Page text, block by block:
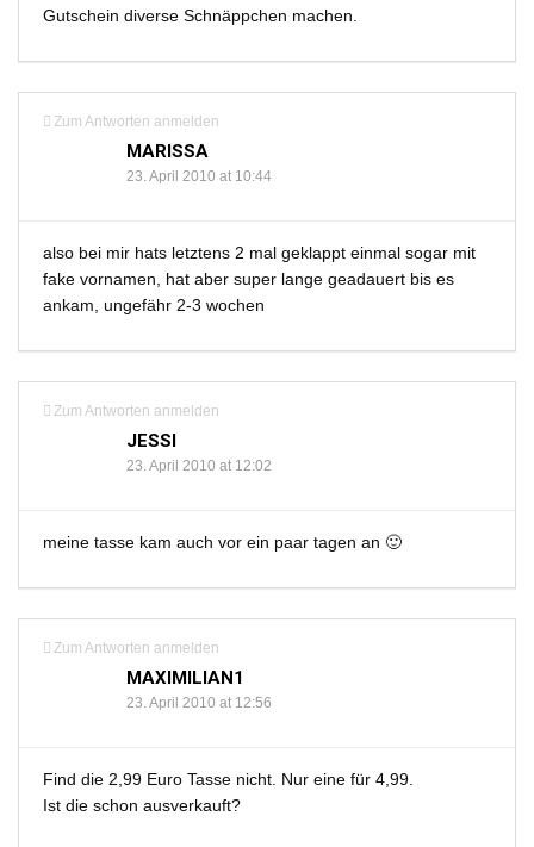
Gutschein diverse Schnäppchen machen.
Zum Antworten anmelden
MARISSA
23. April 2010 at 10:44
also bei mir hats letztens 2 mal geklappt einmal sogar mit
fake vornamen, hat aber super lange geadauert bis es
ankam, ungefähr 2-3 wochen
Zum Antworten anmelden
JESSI
23. April 2010 at 12:02
meine tasse kam auch vor ein paar tagen an 🙂
Zum Antworten anmelden
MAXIMILIAN1
23. April 2010 at 12:56
Find die 2,99 Euro Tasse nicht. Nur eine für 4,99.
Ist die schon ausverkauft?